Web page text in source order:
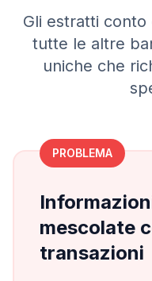
Gli estratti conto
tutte le altre
uniche che
PROBLEMA
mescolate
transazioni